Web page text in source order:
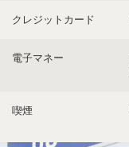
クレジットカード
電子マネー
喫煙